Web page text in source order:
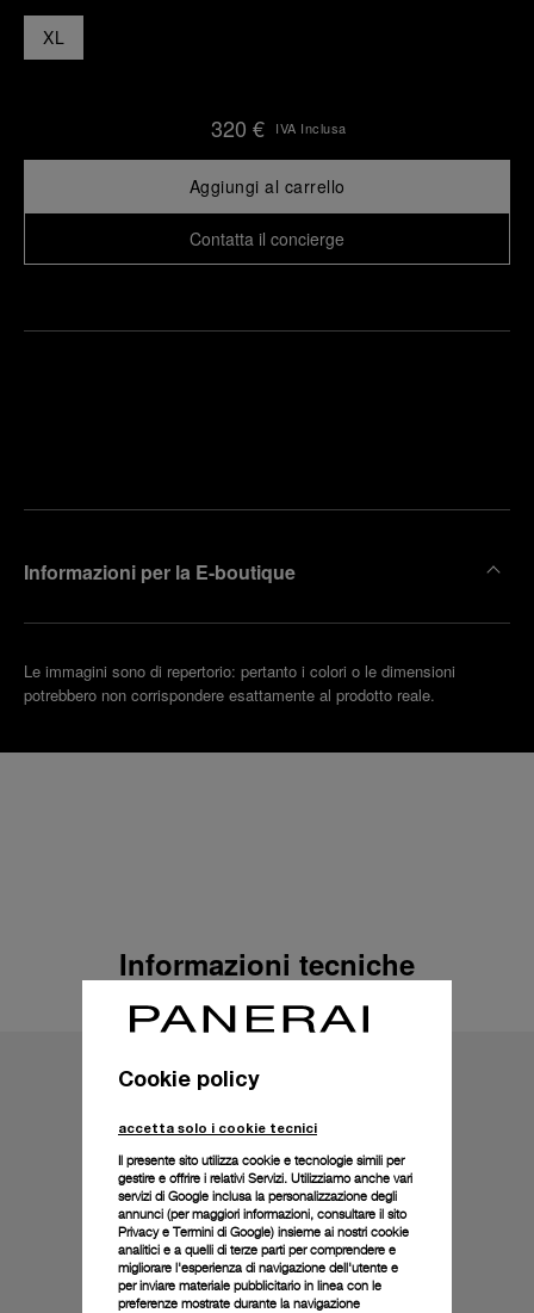
XL
320 € IVA Inclusa
Aggiungi al carrello
Contatta il concierge
Informazioni per la E-boutique
Le immagini sono di repertorio: pertanto i colori o le dimensioni
potrebbero non corrispondere esattamente al prodotto reale.
Informazioni tecniche
Cookie policy
accetta solo i cookie tecnici
Il presente sito utilizza cookie e tecnologie simili per
gestire e offrire i relativi Servizi. Utilizziamo anche vari
servizi di Google inclusa la personalizzazione degli
annunci (per maggiori informazioni, consultare il sito
Privacy e Termini di Google) insieme ai nostri cookie
analitici e a quelli di terze parti per comprendere e
migliorare l'esperienza di navigazione dell'utente e
per inviare materiale pubblicitario in linea con le
preferenze mostrate durante la navigazione